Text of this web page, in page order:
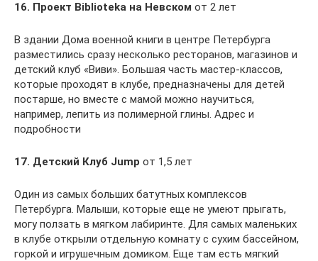
16. Проект Bibliotekа на Невском от 2 лет
В здании Дома военной книги в центре Петербурга
разместились сразу несколько ресторанов, магазинов и
детский клуб «Виви». Большая часть мастер-классов,
которые проходят в клубе, предназначены для детей
постарше, но вместе с мамой можно научиться,
например, лепить из полимерной глины. Адрес и
подробности
17. Детский Клуб Jump от 1,5 лет
Один из самых больших батутных комплексов
Петербурга. Малыши, которые еще не умеют прыгать,
могу ползать в мягком лабиринте. Для самых маленьких
в клубе открыли отдельную комнату с сухим бассейном,
горкой и игрушечным домиком. Еще там есть мягкий